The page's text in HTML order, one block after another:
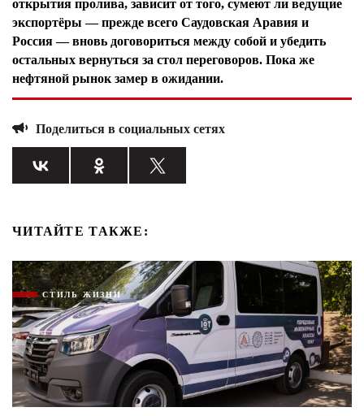
открытия пролива, зависит от того, сумеют ли ведущие
экспортёры — прежде всего Саудовская Аравия и
Россия — вновь договориться между собой и убедить
остальных вернуться за стол переговоров. Пока же
нефтяной рынок замер в ожидании.
Поделиться в социальных сетях
ЧИТАЙТЕ ТАКЖЕ:
СТИЛЬ ЖИЗНИ